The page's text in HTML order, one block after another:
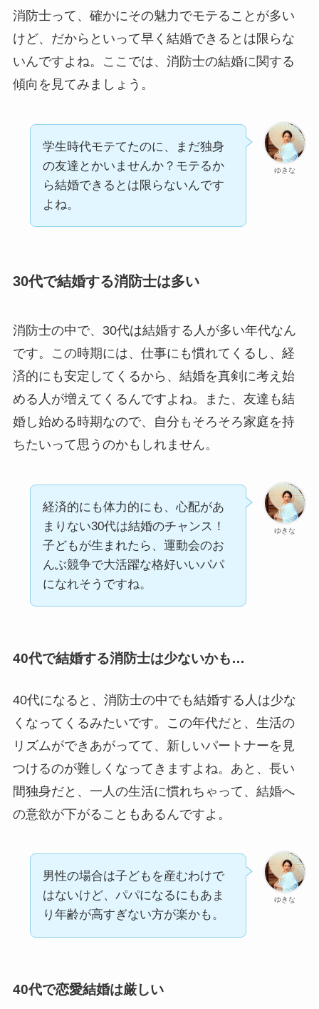
消防士って、確かにその魅力でモテることが多い
けど、だからといって早く結婚できるとは限らな
いんですよね。ここでは、消防士の結婚に関する
傾向を見てみましょう。
ゆきな
学生時代モテてたのに、まだ独身
の友達とかいませんか？モテるか
ら結婚できるとは限らないんです
よね。
30代で結婚する消防士は多い
消防士の中で、30代は結婚する人が多い年代なん
です。この時期には、仕事にも慣れてくるし、経
済的にも安定してくるから、結婚を真剣に考え始
める人が増えてくるんですよね。また、友達も結
婚し始める時期なので、自分もそろそろ家庭を持
ちたいって思うのかもしれません。
ゆきな
経済的にも体力的にも、心配があ
まりない30代は結婚のチャンス！
子どもが生まれたら、運動会のお
んぶ競争で大活躍な格好いいパパ
になれそうですね。
40代で結婚する消防士は少ないかも…
40代になると、消防士の中でも結婚する人は少な
くなってくるみたいです。この年代だと、生活の
リズムができあがってて、新しいパートナーを見
つけるのが難しくなってきますよね。あと、長い
間独身だと、一人の生活に慣れちゃって、結婚へ
の意欲が下がることもあるんですよ。
ゆきな
男性の場合は子どもを産むわけで
はないけど、パパになるにもあま
り年齢が高すぎない方が楽かも。
40代で恋愛結婚は厳しい